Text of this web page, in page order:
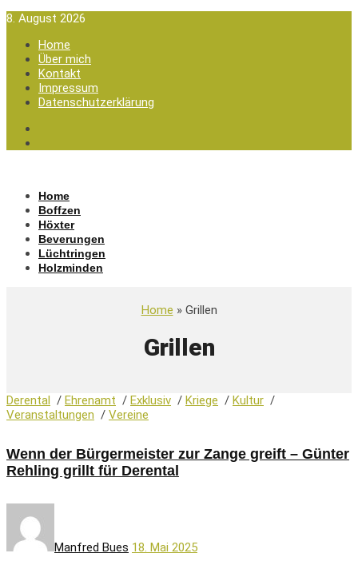
8. August 2026
Home
Über mich
Kontakt
Impressum
Datenschutzerklärung
Home
Boffzen
Höxter
Beverungen
Lüchtringen
Holzminden
Home » Grillen
Grillen
Derental / Ehrenamt / Exklusiv / Kriege / Kultur /
Veranstaltungen / Vereine
Wenn der Bürgermeister zur Zange greift – Günter
Rehling grillt für Derental
Manfred Bues 18. Mai 2025